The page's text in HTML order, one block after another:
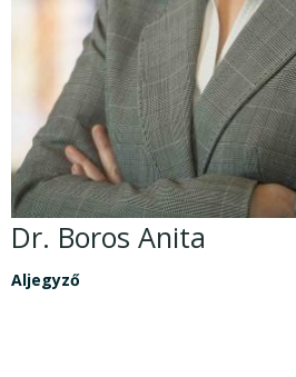
Dr. Boros Anita
Aljegyző